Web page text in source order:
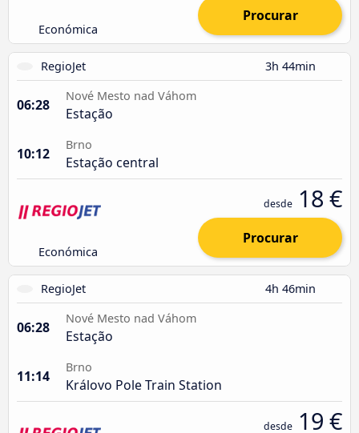
Económica
Procurar
RegioJet 3h 44min
06:28
Nové Mesto nad Váhom
Estação
10:12
Brno
Estação central
Económica
desde 18 €
Procurar
RegioJet 4h 46min
06:28
Nové Mesto nad Váhom
Estação
11:14
Brno
Královo Pole Train Station
desde 19 €